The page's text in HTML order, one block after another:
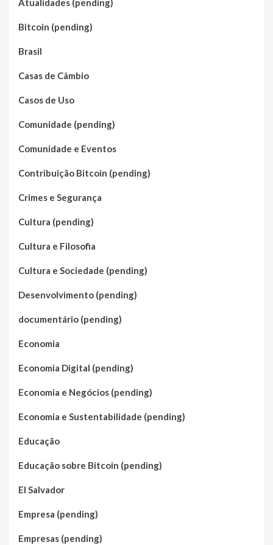
Atualidades (pending)
Bitcoin (pending)
Brasil
Casas de Câmbio
Casos de Uso
Comunidade (pending)
Comunidade e Eventos
Contribuição Bitcoin (pending)
Crimes e Segurança
Cultura (pending)
Cultura e Filosofia
Cultura e Sociedade (pending)
Desenvolvimento (pending)
documentário (pending)
Economia
Economia Digital (pending)
Economia e Negócios (pending)
Economia e Sustentabilidade (pending)
Educação
Educação sobre Bitcoin (pending)
El Salvador
Empresa (pending)
Empresas (pending)